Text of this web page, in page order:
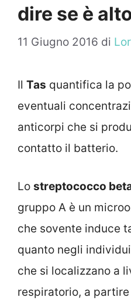
dire se è
11 Giugno 2016 di
Il Tas quantifica la
eventuali
anticorpi che si
contatto il batterio.
Lo streptococco
gruppo A è un
che sovente induce
quanto negli
che si localizzano a
respiratorio, a